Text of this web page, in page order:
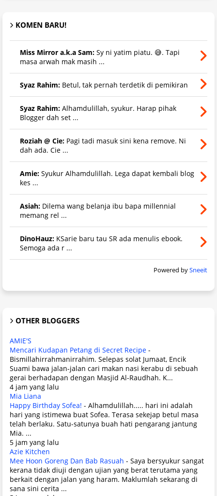
KOMEN BARU!
Miss Mirror a.k.a Sam: Sy ni yatim piatu. 😅. Tapi
masa arwah mak masih ...
Syaz Rahim: Betul, tak pernah terdetik di pemikiran
Syaz Rahim: Alhamdulillah, syukur. Harap pihak
Blogger dah set ...
Roziah @ Cie: Pagi tadi masuk sini kena remove. Ni
dah ada. Cie ...
Amie: Syukur Alhamdulillah. Lega dapat kembali blog
kes ...
Asiah: Dilema wang belanja ibu bapa millennial
memang rel ...
DinoHauz: KSarie baru tau SR ada menulis ebook.
Semoga ada r ...
Powered bySneeit
OTHER BLOGGERS
AMIE'S
Mencari Kudapan Petang di Secret Recipe -
Bismillahirrahmanirrahim. Selepas solat Jumaat, Encik
Suami bawa jalan-jalan cari makan nasi kerabu di sebuah
gerai berhadapan dengan Masjid Al-Raudhah. K...
4 jam yang lalu
Mia Liana
Happy Birthday Sofea! - Alhamdulillah..... hari ini adalah
hari yang istimewa buat Sofea. Terasa sekejap betul masa
telah berlaku. Satu-satunya buah hati pengarang jantung
Mia. ...
5 jam yang lalu
Azie Kitchen
Mee Hoon Goreng Dan Bab Rasuah - Saya bersyukur sangat
kerana tidak diuji dengan ujian yang berat terutama yang
berkait dengan jalan yang haram. Maklumlah sekarang di
sana sini cerita ...